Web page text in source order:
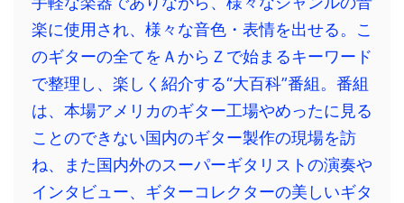
楽に使用され、様々な音色・表情を出せる。こ
のギターの全てをＡからＺで始まるキーワード
で整理し、楽しく紹介する“大百科”番組。番組
は、本場アメリカのギター工場やめったに見る
ことのできない国内のギター製作の現場を訪
ね、また国内外のスーパーギタリストの演奏や
インタビュー、ギターコレクターの美しいギタ